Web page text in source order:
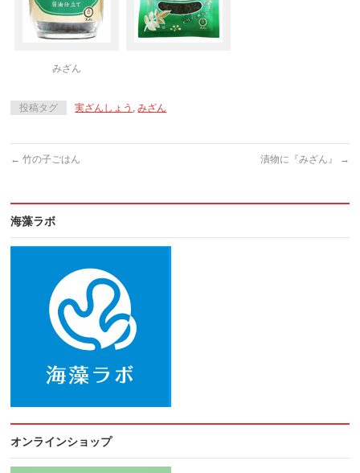
みざん
投稿タグ 実ざんしょう ,みざん
← 竹の子ごはん 漬物に『みざん』 →
海藻ラボ
オンラインショップ